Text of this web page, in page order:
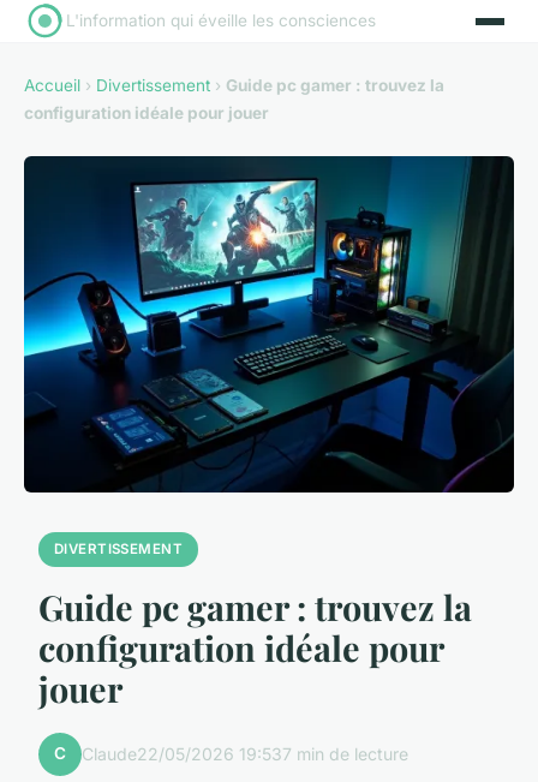
L'information qui éveille les consciences
Accueil › Divertissement › Guide pc gamer : trouvez la
configuration idéale pour jouer
DIVERTISSEMENT
Guide pc gamer : trouvez la
configuration idéale pour
jouer
C Claude22/05/2026 19:537 min de lecture